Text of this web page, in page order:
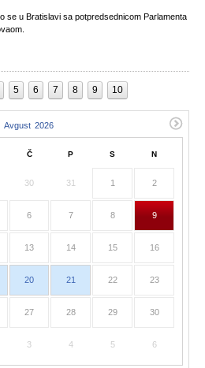
se u Bratislavi sa potpredsednicom Parlamenta
5 6 7 8 9 10
Č P S N
30 31 1 2
6 7 8 9
13 14 15 16
20 21 22 23
27 28 29 30
3 4 5 6